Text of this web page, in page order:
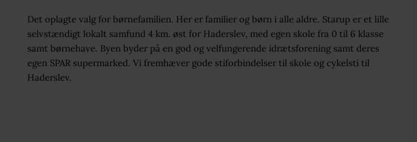
Det oplagte valg for børnefamilien. Her er familier og børn i alle aldre. Starup er et lille
selvstændigt lokalt samfund 4 km. øst for Haderslev, med egen skole fra 0 til 6 klasse
samt børnehave. Byen byder på en god og velfungerende idrætsforening samt deres
egen SPAR supermarked. Vi fremhæver gode stiforbindelser til skole og cykelsti til
Haderslev.